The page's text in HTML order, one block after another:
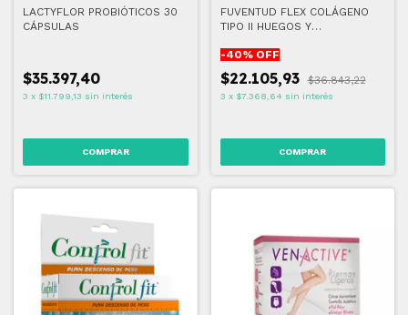
LACTYFLOR PROBIÓTICOS 30
CÁPSULAS
$35.397,40
3 x $11.799,13 sin interés
FUVENTUD FLEX COLÁGENO
TIPO II HUEGOS Y
CÁPSULAS
-40% OFF
$22.105,93 $36.843,22
3 x $7.368,64 sin interés